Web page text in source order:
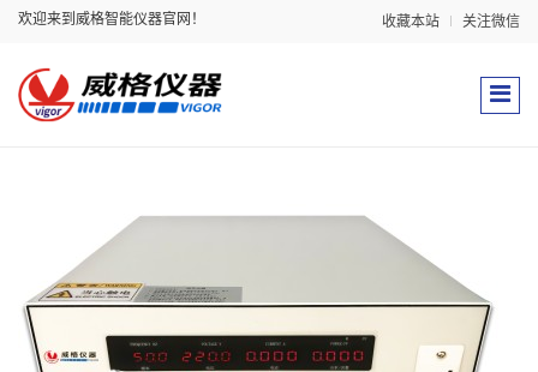
欢迎来到威格智能仪器官网！ 收藏本站 关注微信